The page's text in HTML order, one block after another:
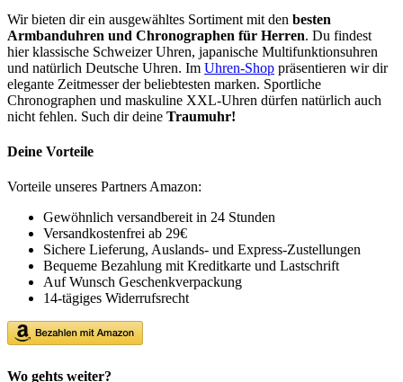
Wir bieten dir ein ausgewähltes Sortiment mit den besten
Armbanduhren und Chronographen für Herren. Du findest
hier klassische Schweizer Uhren, japanische Multifunktionsuhren
und natürlich Deutsche Uhren. Im Uhren-Shop präsentieren wir dir
elegante Zeitmesser der beliebtesten marken. Sportliche
Chronographen und maskuline XXL-Uhren dürfen natürlich auch
nicht fehlen. Such dir deine Traumuhr!
Deine Vorteile
Vorteile unseres Partners Amazon:
Gewöhnlich versandbereit in 24 Stunden
Versandkostenfrei ab 29€
Sichere Lieferung, Auslands- und Express-Zustellungen
Bequeme Bezahlung mit Kreditkarte und Lastschrift
Auf Wunsch Geschenkverpackung
14-tägiges Widerrufsrecht
Wo gehts weiter?